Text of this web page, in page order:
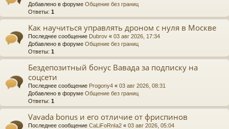
Добавлено в форуме Общение без границ
Ответы: 1
Как научиться управлять дроном с нуля в Москве
Последнее сообщение Dubrov « 03 авг 2026, 17:34
Добавлено в форуме Общение без границ
Ответы: 1
Бездепозитный бонус Вавада за подписку на
соцсети
Последнее сообщение Progony4 « 03 авг 2026, 08:31
Добавлено в форуме Общение без границ
Ответы: 1
Vavada bonus и его отличие от фриспинов
Последнее сообщение CaLiFoRnIa2 « 03 авг 2026, 05:04